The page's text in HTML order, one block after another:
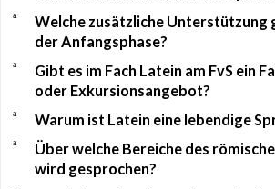
a
Welche zusätzliche Unterstützung
der Anfangsphase?
a
Gibt es im Fach Latein am FvS ein
oder Exkursionsangebot?
a Warum ist Latein eine lebendige
a
Über welche Bereiche des
wird gesprochen?